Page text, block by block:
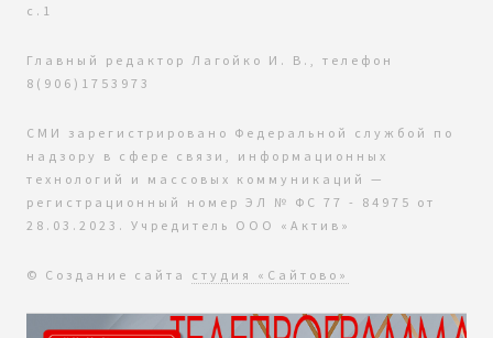
с.1
Главный редактор Лагойко И. В., телефон
8(906)1753973
СМИ зарегистрировано Федеральной службой по
надзору в сфере связи, информационных
технологий и массовых коммуникаций —
регистрационный номер ЭЛ № ФС 77 - 84975 от
28.03.2023. Учредитель ООО «Актив»
© Создание сайта студия «Сайтово»